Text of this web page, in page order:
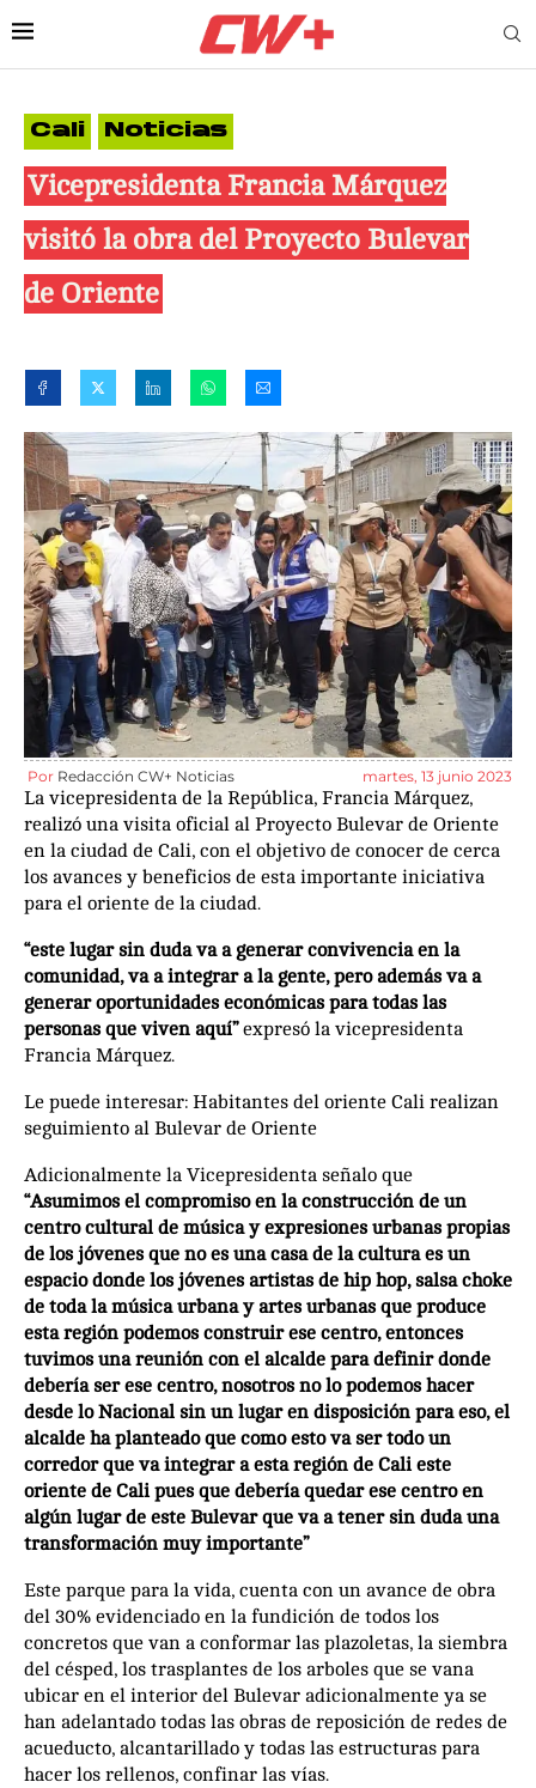
Cali Noticias
Vicepresidenta Francia Márquez
visitó la obra del Proyecto Bulevar
de Oriente
Por Redacción CW+ Noticias martes, 13 junio 2023
La vicepresidenta de la República, Francia Márquez,
realizó una visita oficial al Proyecto Bulevar de Oriente
en la ciudad de Cali, con el objetivo de conocer de cerca
los avances y beneficios de esta importante iniciativa
para el oriente de la ciudad.
“este lugar sin duda va a generar convivencia en la
comunidad, va a integrar a la gente, pero además va a
generar oportunidades económicas para todas las
personas que viven aquí”expresó la vicepresidenta
Francia Márquez.
Le puede interesar: Habitantes del oriente Cali realizan
seguimiento al Bulevar de Oriente
Adicionalmente la Vicepresidenta señalo que
“Asumimos el compromiso en la construcción de un
centro cultural de música y expresiones urbanas propias
de los jóvenes que no es una casa de la cultura es un
espacio donde los jóvenes artistas de hip hop, salsa choke
de toda la música urbana y artes urbanas que produce
esta región podemos construir ese centro, entonces
tuvimos una reunión con el alcalde para definir donde
debería ser ese centro, nosotros no lo podemos hacer
desde lo Nacional sin un lugar en disposición para eso, el
alcalde ha planteado que como esto va ser todo un
corredor que va integrar a esta región de Cali este
oriente de Cali pues que debería quedar ese centro en
algún lugar de este Bulevar que va a tener sin duda una
transformación muy importante”
Este parque para la vida, cuenta con un avance de obra
del 30% evidenciado en la fundición de todos los
concretos que van a conformar las plazoletas, la siembra
del césped, los trasplantes de los arboles que se vana
ubicar en el interior del Bulevar adicionalmente ya se
han adelantado todas las obras de reposición de redes de
acueducto, alcantarillado y todas las estructuras para
hacer los rellenos, confinar las vías.